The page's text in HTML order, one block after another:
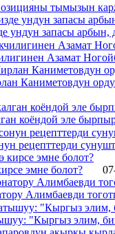
тымызын
ундун запасы арбын,
Азамат
Каниметовдун
коёндой эле
рецепттерди
эмне болот?
Алимбаевди
"Кыргыз элим,